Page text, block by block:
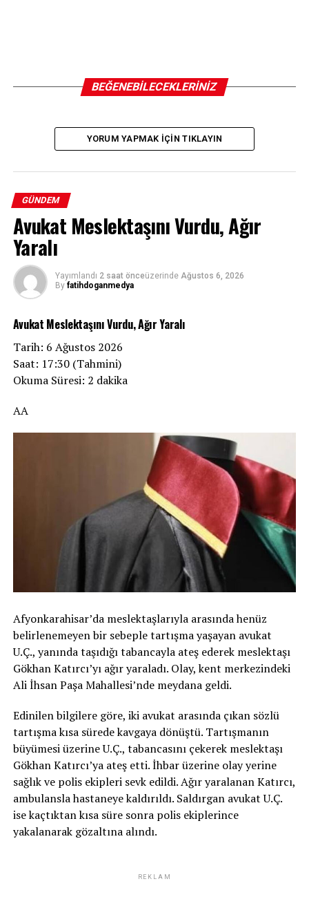
BEĞENEBILECEKLERINIZ
YORUM YAPMAK IÇIN TIKLAYIN
GÜNDEM
Avukat Meslektaşını Vurdu, Ağır
Yaralı
Yayımlandı 2 saat önceüzerinde Ağustos 6, 2026
By fatihdoganmedya
Avukat Meslektaşını Vurdu, Ağır Yaralı
Tarih: 6 Ağustos 2026
Saat: 17:30 (Tahmini)
Okuma Süresi: 2 dakika
AA
Afyonkarahisar’da meslektaşlarıyla arasında henüz
belirlenemeyen bir sebeple tartışma yaşayan avukat
U.Ç., yanında taşıdığı tabancayla ateş ederek meslektaşı
Gökhan Katırcı’yı ağır yaraladı. Olay, kent merkezindeki
Ali İhsan Paşa Mahallesi’nde meydana geldi.
Edinilen bilgilere göre, iki avukat arasında çıkan sözlü
tartışma kısa sürede kavgaya dönüştü. Tartışmanın
büyümesi üzerine U.Ç., tabancasını çekerek meslektaşı
Gökhan Katırcı’ya ateş etti. İhbar üzerine olay yerine
sağlık ve polis ekipleri sevk edildi. Ağır yaralanan Katırcı,
ambulansla hastaneye kaldırıldı. Saldırgan avukat U.Ç.
ise kaçtıktan kısa süre sonra polis ekiplerince
yakalanarak gözaltına alındı.
REKLAM